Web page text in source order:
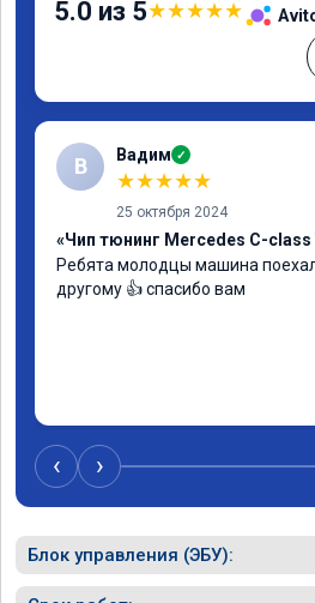
5.0 из 5★★★★★
В Вадим ✓
★★★★★
25 октября 2024
«Чип тюнинг Mercedes C-class
Ребята молодцы машина
другому 👍 спасибо вам
‹ ›
Блок управления (ЭБУ):